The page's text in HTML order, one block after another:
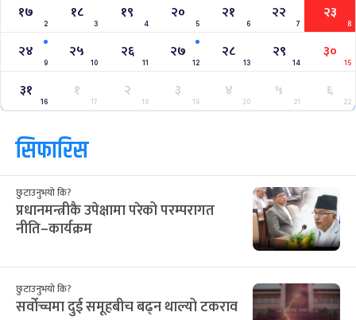
१७
2
१८
3
१९
4
२०
5
२१
6
२२
7
२३
8
२४
9
२५
10
२६
11
२७
12
२८
13
२९
14
३०
15
३१
16
१
17
२
18
३
19
४
20
५
21
६
22
सिफारिस
छुटाउनुभयो कि?
प्रधानमन्त्रीकै उपेक्षामा परेको परम्परागत
नीति–कार्यक्रम
छुटाउनुभयो कि?
सर्वोच्चमा दुई समूहबीच बढ्न थाल्यो टकराव